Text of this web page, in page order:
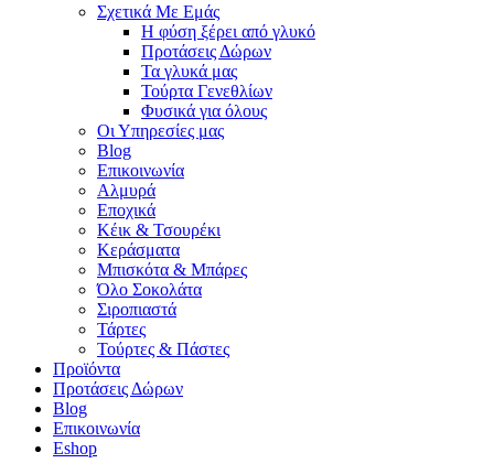
Σχετικά Με Εμάς
Η φύση ξέρει από γλυκό
Προτάσεις Δώρων
Τα γλυκά μας
Τούρτα Γενεθλίων
Φυσικά για όλους
Οι Υπηρεσίες μας
Blog
Επικοινωνία
Αλμυρά
Εποχικά
Κέικ & Τσουρέκι
Κεράσματα
Μπισκότα & Μπάρες
Όλο Σοκολάτα
Σιροπιαστά
Τάρτες
Τούρτες & Πάστες
Προϊόντα
Προτάσεις Δώρων
Blog
Επικοινωνία
Eshop